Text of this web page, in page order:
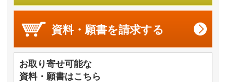
資料・願書を請求する
お取り寄せ可能な
資料・願書はこちら